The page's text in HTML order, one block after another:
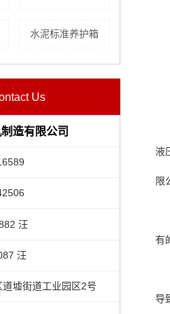
水泥标准养护箱
Us
造有限公司
汪
汪
墟街道工业园区2号
液
限
有
导